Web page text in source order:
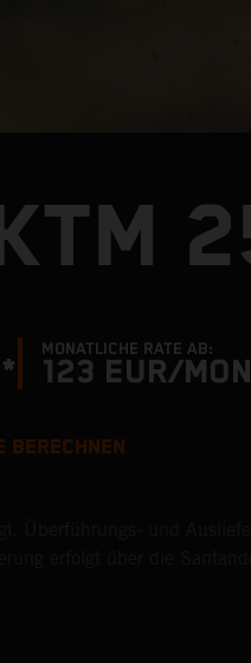
MONATLICHE RATE AB:
123 EUR/
BERECHNEN